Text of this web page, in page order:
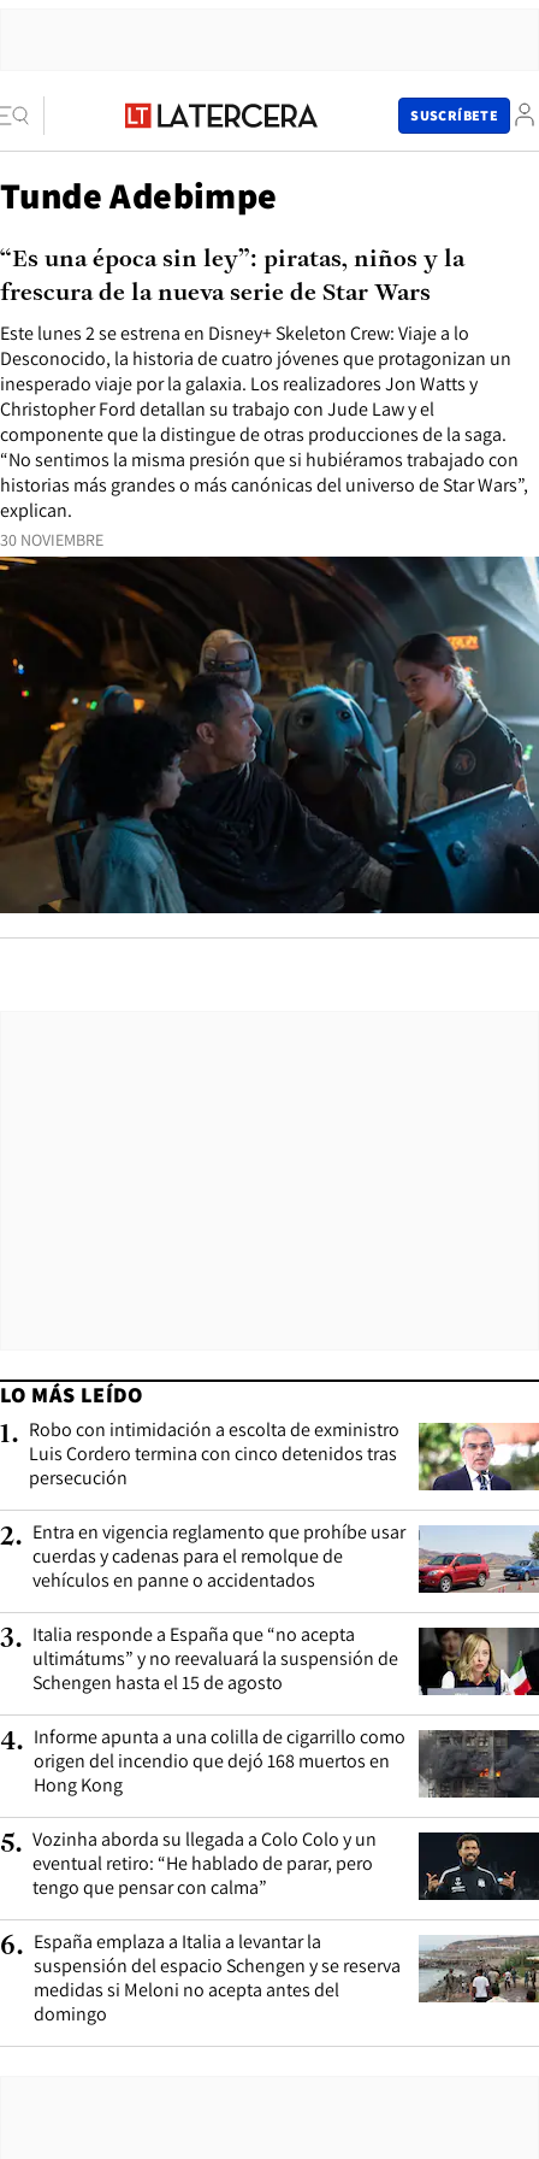
SUSCRÍBETE
Tunde Adebimpe
30 NOVIEMBRE
Este lunes 2 se estrena en Disney+ Skeleton Crew: Viaje a lo
Desconocido, la historia de cuatro jóvenes que protagonizan un
inesperado viaje por la galaxia. Los realizadores Jon Watts y
Christopher Ford detallan su trabajo con Jude Law y el
componente que la distingue de otras producciones de la saga.
“No sentimos la misma presión que si hubiéramos trabajado con
historias más grandes o más canónicas del universo de Star Wars”,
explican.
“Es una época sin ley”: piratas, niños y la
frescura de la nueva serie de Star Wars
LO MÁS LEÍDO
1. Robo con intimidación a escolta de exministro
Luis Cordero termina con cinco detenidos tras
persecución
2. Entra en vigencia reglamento que prohíbe usar
cuerdas y cadenas para el remolque de
vehículos en panne o accidentados
3. Italia responde a España que “no acepta
ultimátums” y no reevaluará la suspensión de
Schengen hasta el 15 de agosto
4. Informe apunta a una colilla de cigarrillo como
origen del incendio que dejó 168 muertos en
Hong Kong
5. Vozinha aborda su llegada a Colo Colo y un
eventual retiro: “He hablado de parar, pero
tengo que pensar con calma”
6. España emplaza a Italia a levantar la
suspensión del espacio Schengen y se reserva
medidas si Meloni no acepta antes del
domingo